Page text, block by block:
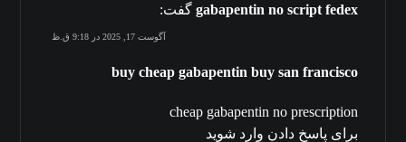
gabapentin no script fedex گفت:
آگوست 17, 2025 در 9:18 ق.ظ
buy cheap gabapentin buy san francisco
cheap gabapentin no prescription
برای پاسخ دادن وارد شوید